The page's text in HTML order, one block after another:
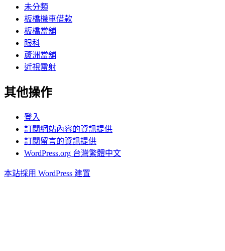
未分類
板橋機車借款
板橋當舖
眼科
蘆洲當舖
近視雷射
其他操作
登入
訂閱網站內容的資訊提供
訂閱留言的資訊提供
WordPress.org 台灣繁體中文
本站採用 WordPress 建置